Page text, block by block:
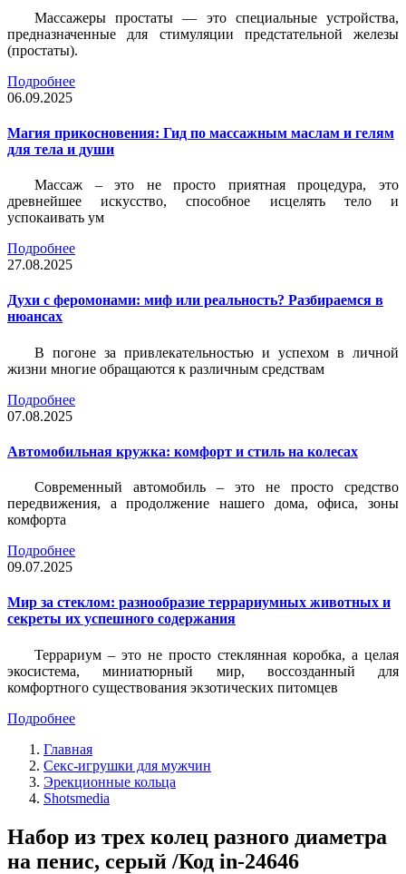
Массажеры простаты — это специальные устройства,
предназначенные для стимуляции предстательной железы
(простаты).
Подробнее
06.09.2025
Магия прикосновения: Гид по массажным маслам и гелям
для тела и души
Массаж – это не просто приятная процедура, это
древнейшее искусство, способное исцелять тело и
успокаивать ум
Подробнее
27.08.2025
Духи с феромонами: миф или реальность? Разбираемся в
нюансах
В погоне за привлекательностью и успехом в личной
жизни многие обращаются к различным средствам
Подробнее
07.08.2025
Автомобильная кружка: комфорт и стиль на колесах
Современный автомобиль – это не просто средство
передвижения, а продолжение нашего дома, офиса, зоны
комфорта
Подробнее
09.07.2025
Мир за стеклом: разнообразие террариумных животных и
секреты их успешного содержания
Террариум – это не просто стеклянная коробка, а целая
экосистема, миниатюрный мир, воссозданный для
комфортного существования экзотических питомцев
Подробнее
Главная
Секс-игрушки для мужчин
Эрекционные кольца
Shotsmedia
Набор из трех колец разного диаметра
на пенис, серый /Код in-24646